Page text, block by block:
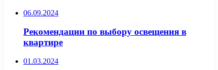
06.09.2024
Рекомендации по выбору освещения в
квартире
01.03.2024